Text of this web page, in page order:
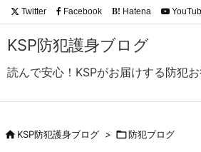
KSP防犯護身ブログ
読んで安心！KSPがお届けする防犯
Twitter Facebook B! Hatena
KSP防犯護身ブログ > 防犯ブログ